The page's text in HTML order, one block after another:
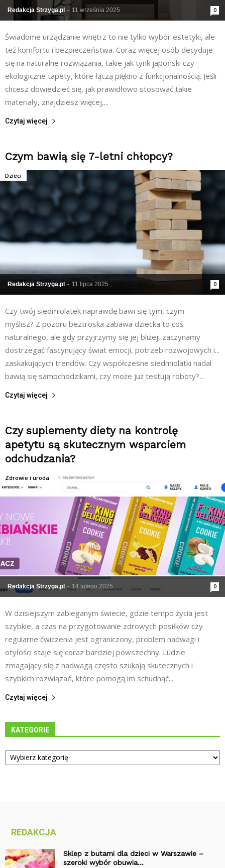
Redakcja Strzyga.pl - 11 września 2025 0
Świadome urządzanie wnętrz to nie tylko wybór estetyki, ale
też komfortu i bezpieczeństwa. Coraz więcej osób decyduje
się na naturalne rozwiązania, takie jak tynk japoński czy
ekologiczne tapety, które łączą piękno z funkcjonalnością. Jeśli
chcesz dowiedzieć się, jak prawidłowo stosować takie
materiały, znajdziesz więcej,...
Czytaj więcej
Czym bawią się 7-letni chłopcy?
Redakcja Strzyga.pl - 11 lipca 2025 0
Dzieci
Czy twój siedmiolatek naprawdę bawi się tym, czym
myślisz? Z pozoru beztroska zabawa dziecka to coś
naturalnego, ale gdy przyjrzymy się jej bliżej, zaczynamy
dostrzegać fascynujący świat emocji, potrzeb rozwojowych i...
zaskakujących trendów. Czy współczesne siedmiolatki nadal
bawią się samochodzikami, czy może już testują roboty?...
Czytaj więcej
Czy suplementy diety na kontrolę
apetytu są skutecznym wsparciem
odchudzania?
Redakcja Strzyga.pl - 14 lutego 2025 0
Zdrowie i uroda
W dzisiejszym zabieganym świecie, gdzie tempo życia jest
szybkie, a czas na przygotowanie zdrowych posiłków czy
regularne ćwiczenia jest ograniczony, problem nadwagi i
otyłości staje się coraz bardziej powszechny. Ludzie
zmagający się z nadwagą często szukają skutecznych i
szybkich rozwiązań, które pomogą im schudnąć...
Czytaj więcej
KATEGORIE
Kategorie
REDAKCJA
Sklep z butami dla dzieci w Warszawie –
szeroki wybór obuwia...